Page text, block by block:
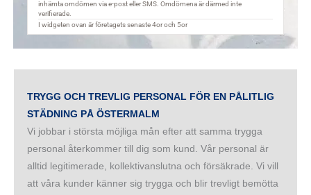
TRYGG OCH TREVLIG PERSONAL FÖR EN PÅLITLIG
STÄDNING PÅ ÖSTERMALM
Vi jobbar i största möjliga mån efter att samma trygga
personal återkommer till dig som kund. Vår personal är
alltid legitimerade, kollektivanslutna och försäkrade. Vi vill
att våra kunder känner sig trygga och blir trevligt bemötta